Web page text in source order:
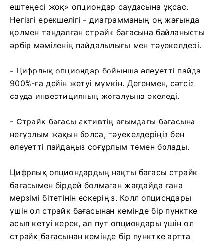
ештеңесі жоқ» опциондар саудасына ұқсас.
Негізгі ерекшелігі - диаграмманың оң жағында
қолмен таңдалған страйк бағасына байланысты
әрбір мәміленің пайдалылығы мен тәуекелдері.
- Цифрлық опциондар бойынша әлеуетті пайда
900%-ға дейін жетуі мүмкін. Дегенмен, сәтсіз
сауда инвестицияның жоғалуына әкеледі.
- Страйк бағасы активтің ағымдағы бағасына
неғұрлым жақын болса, тәуекелдеріңіз бен
әлеуетті пайдаңыз соғұрлым төмен болады.
Цифрлық опциондардың нақты бағасы страйк
бағасымен бірдей болмаған жағдайда ғана
мерзімі бітетінін ескеріңіз. Колл опциондары
үшін ол страйк бағасынан кемінде бір пунктке
асып кетуі керек, ал пут опциондары үшін ол
страйк бағасынан кемінде бір пунктке артта